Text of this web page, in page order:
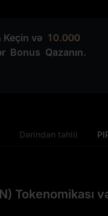
Keçin və 10.000
Bonus Qazanın.
Dərindən təhlil
Tokenomikası